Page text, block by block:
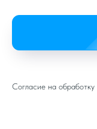
Согласие на обработку